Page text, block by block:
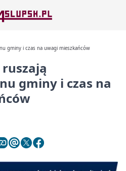
gminy i czas na uwagi mieszkańców
ruszają
gminy i czas na